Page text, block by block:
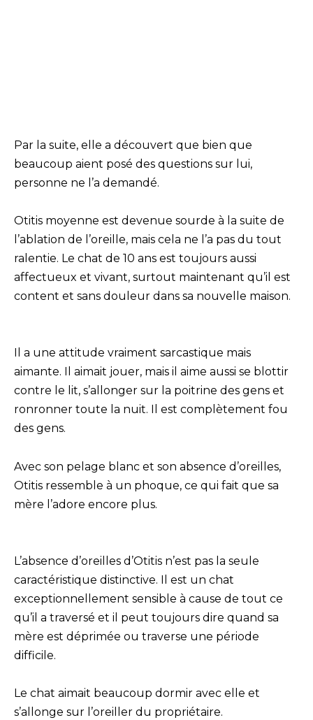
Par la suite, elle a découvert que bien que
beaucoup aient posé des questions sur lui,
personne ne l’a demandé.
Otitis moyenne est devenue sourde à la suite de
l’ablation de l’oreille, mais cela ne l’a pas du tout
ralentie. Le chat de 10 ans est toujours aussi
affectueux et vivant, surtout maintenant qu’il est
content et sans douleur dans sa nouvelle maison.
Il a une attitude vraiment sarcastique mais
aimante. Il aimait jouer, mais il aime aussi se blottir
contre le lit, s’allonger sur la poitrine des gens et
ronronner toute la nuit. Il est complètement fou
des gens.
Avec son pelage blanc et son absence d’oreilles,
Otitis ressemble à un phoque, ce qui fait que sa
mère l’adore encore plus.
L’absence d’oreilles d’Otitis n’est pas la seule
caractéristique distinctive. Il est un chat
exceptionnellement sensible à cause de tout ce
qu’il a traversé et il peut toujours dire quand sa
mère est déprimée ou traverse une période
difficile.
Le chat aimait beaucoup dormir avec elle et
s’allonge sur l’oreiller du propriétaire.